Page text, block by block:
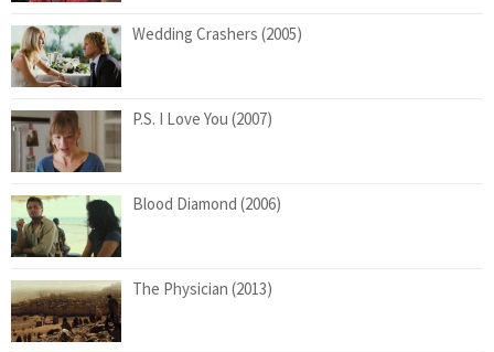
Wedding Crashers (2005)
P.S. I Love You (2007)
Blood Diamond (2006)
The Physician (2013)